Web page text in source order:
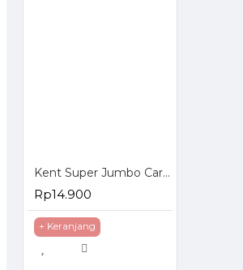
Kent Super Jumbo Car Sponge Shrink - Busa Spons Pembersih Mobil
Rp14.900
+ Keranjang